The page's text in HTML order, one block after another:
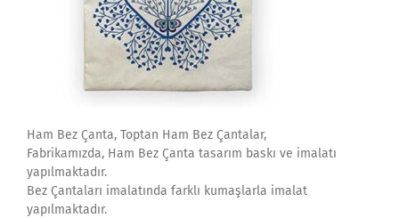
Ham Bez Çanta, Toptan Ham Bez Çantalar,
Fabrikamızda, Ham Bez Çanta tasarım baskı ve imalatı
yapılmaktadır.
Bez Çantaları imalatında farklı kumaşlarla imalat
yapılmaktadır.